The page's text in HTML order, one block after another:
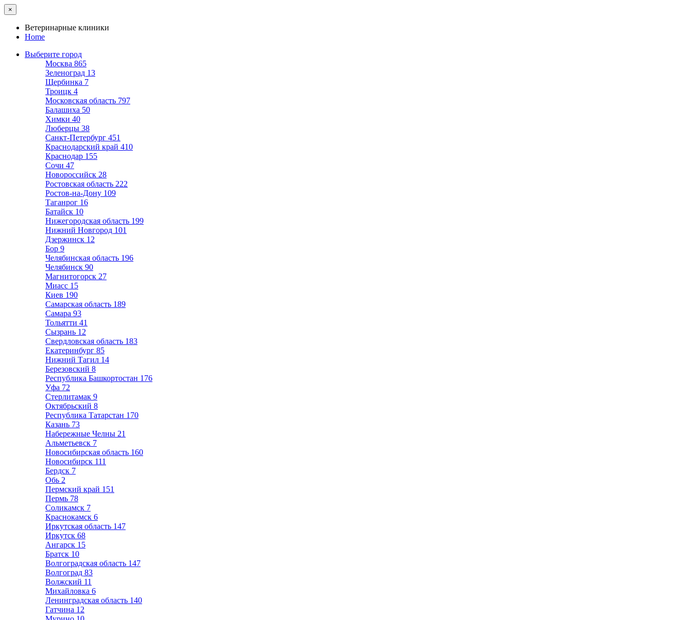
×
Ветеринарные клиники
Home
Выберите город
Москва 865
Зеленоград 13
Щербинка 7
Троицк 4
Московская область 797
Балашиха 50
Химки 40
Люберцы 38
Санкт-Петербург 451
Краснодарский край 410
Краснодар 155
Сочи 47
Новороссийск 28
Ростовская область 222
Ростов-на-Дону 109
Таганрог 16
Батайск 10
Нижегородская область 199
Нижний Новгород 101
Дзержинск 12
Бор 9
Челябинская область 196
Челябинск 90
Магнитогорск 27
Миасс 15
Киев 190
Самарская область 189
Самара 93
Тольятти 41
Сызрань 12
Свердловская область 183
Екатеринбург 85
Нижний Тагил 14
Березовский 8
Республика Башкортостан 176
Уфа 72
Стерлитамак 9
Октябрьский 8
Республика Татарстан 170
Казань 73
Набережные Челны 21
Альметьевск 7
Новосибирская область 160
Новосибирск 111
Бердск 7
Обь 2
Пермский край 151
Пермь 78
Соликамск 7
Краснокамск 6
Иркутская область 147
Иркутск 68
Ангарск 15
Братск 10
Волгоградская область 147
Волгоград 83
Волжский 11
Михайловка 6
Ленинградская область 140
Гатчина 12